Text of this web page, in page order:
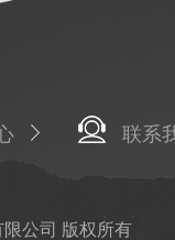
联系
公司 版权所有